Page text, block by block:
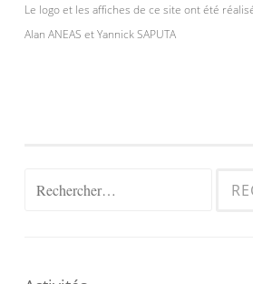
Le logo et les affiches de ce site ont été
Alan ANEAS et Yannick SAPUTA
Rechercher :